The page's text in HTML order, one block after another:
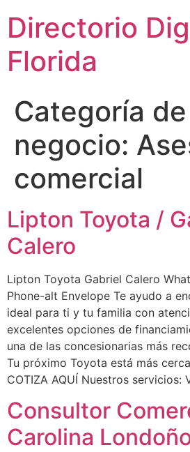
Directorio
Florida
Categoría de
negocio:
comercial
Lipton Toyota /
Calero
Lipton Toyota Gabriel Calero
Phone-alt Envelope Te ayudo a
ideal para ti y tu familia con
excelentes opciones de
una de las concesionarias más
Tu próximo Toyota está más
COTIZA AQUÍ Nuestros servicios:
Consultor
Carolina